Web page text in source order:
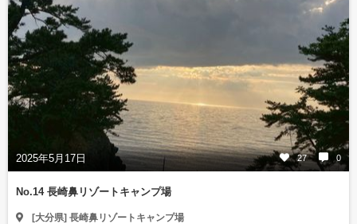
2025年5月17日 27 0
No.14 長崎鼻リゾートキャンプ場
[大分県] 長崎鼻リゾートキャンプ場